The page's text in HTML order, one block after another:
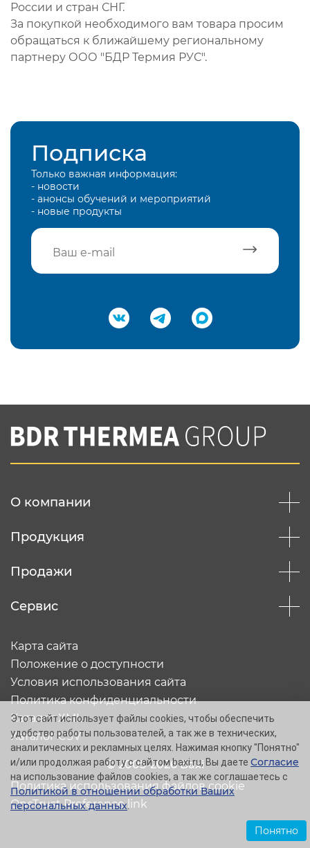
России и стран СНГ.
За покупкой необходимого вам товара просим
обращаться к ближайшему региональному
партнеру ООО "БДР Термия РУС".
Подписка
Только важная информация:
- новости
- анонсы обучений и мероприятий
- новые продукты
Подтвердить e-mail
Вы соглашаетесь с нашей политикой
конфеденциальности
О компании
Продукция
Продажи
Сервис
© 2005-2026 Baxi
Карта сайта
Положение о доступности
Условия использования сайта
Политика конфиденциальности
Каталог XML
Каталог CSV
Политика использования файлов cookie
OneTrust Preference link
Этот сайт использует файлы cookies, чтобы обеспечить
удобство работы пользователей, а так же в технических,
аналитических и рекламных целях. Нажимая кнопку "Понятно"
и/или продолжая работу с сайтом baxi.ru, Вы даете Согласие
на использование файлов cookies, а так же соглашаетесь с
Политикой в отношении обработки Ваших
персональных данных.
Понятно